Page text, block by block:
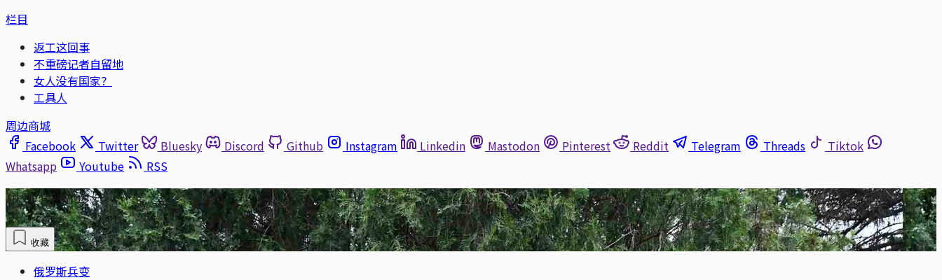
栏目
返工这回事
不重磅记者自留地
女人没有国家？
工具人
周边商城
Facebook
Twitter Bluesky Discord Github Instagram Linkedin Mastodon Pinterest Reddit Telegram Threads
Tiktok
Whatsapp
Youtube RSS
俄罗斯兵变
收藏
俄罗斯兵变